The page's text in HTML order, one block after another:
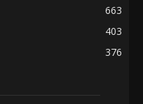
663
403
376